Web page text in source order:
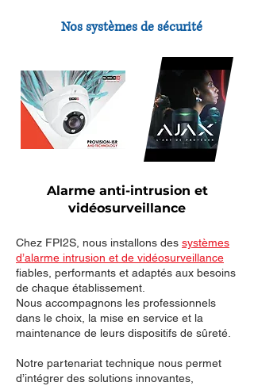
Nos systèmes de sécurité
Alarme anti-intrusion et
vidéosurveillance
Chez FPI2S, nous installons des systèmes
d’alarme intrusion et de vidéosurveillance
fiables, performants et adaptés aux besoins
de chaque établissement.
Nous accompagnons les professionnels
dans le choix, la mise en service et la
maintenance de leurs dispositifs de sûreté.
Notre partenariat technique nous permet
d’intégrer des solutions innovantes,